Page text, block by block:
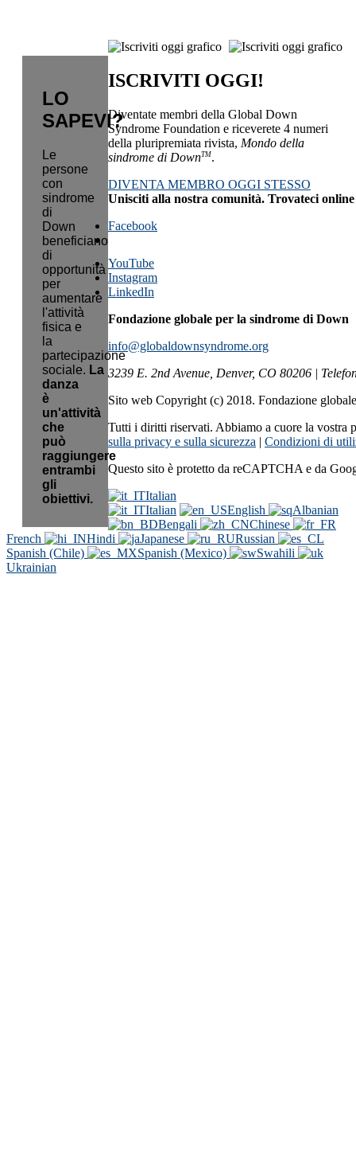
LO
SAPEVI?
Le
persone
con
sindrome
di
Down
beneficiano
di
opportunità
per
aumentare
l'attività
fisica e
la
partecipazione
sociale. La
danza
è
un'attività
che
può
raggiungere
entrambi
gli
obiettivi.
ISCRIVITI OGGI!
Diventate membri della Global Down
Syndrome Foundation e riceverete 4 numeri
della pluripremiata rivista, Mondo della
sindrome di DownTM.
DIVENTA MEMBRO OGGI STESSO
Unisciti alla nostra comunità. Trovateci
Facebook
YouTube
Instagram
LinkedIn
Fondazione globale per la sindrome di Down
info@globaldownsyndrome.org
3239 E. 2nd Avenue, Denver, CO 80206 |
Sito web Copyright (c) 2018. Fondazione
Tutti i diritti riservati. Abbiamo a cuore la vostra
sulla privacy e sulla sicurezza | Condizioni di
Questo sito è protetto da reCAPTCHA e da
Italian
Italian
English
Albanian
Bengali
Chinese
French
Hindi Japanese
Russian
Spanish (Chile)
Spanish (Mexico)
Swahili
Ukrainian